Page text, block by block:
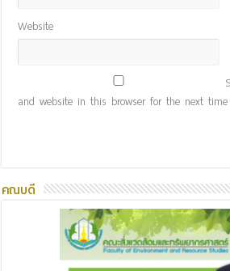
Website
and website in this browser for the next
คณบดี